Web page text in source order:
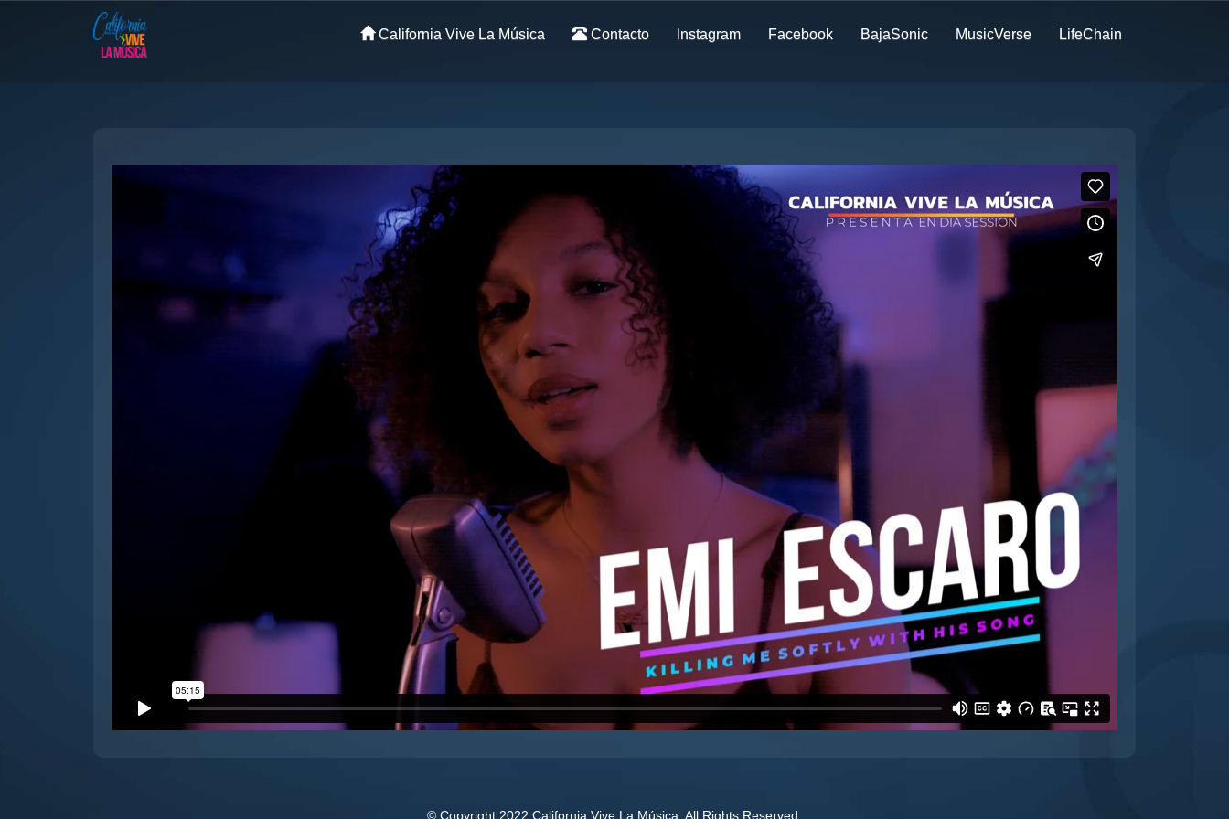
California Vive La Música Contacto Instagram Facebook BajaSonic MusicVerse LifeChain
© Copyright 2022 California Vive La Música. All Rights Reserved.